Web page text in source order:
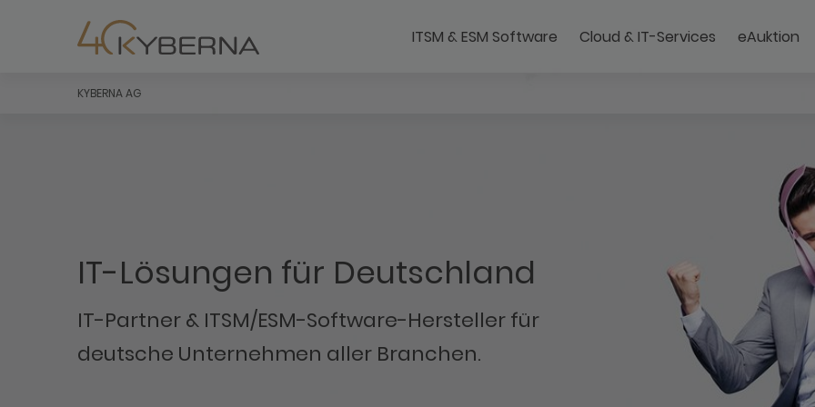
ITSM & ESM Software Cloud & IT-Services eAuktion
KYBERNA AG
IT-Lösungen für Deutschland
IT-Partner & ITSM/ESM-Software-Hersteller für
deutsche Unternehmen aller Branchen.